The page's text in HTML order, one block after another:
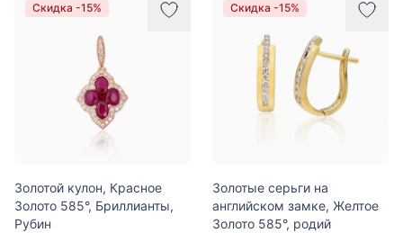
Скидка -15%
Золотой кулон, Красное
Золото 585°, Бриллианты,
Рубин
Скидка -15%
Золотые серьги на
английском замке, Желтое
Золото 585°, родий